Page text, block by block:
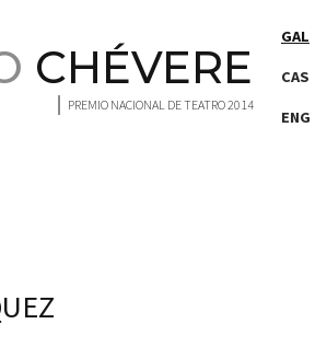
CHÉVERE
PREMIO NACIONAL DE TEATRO 2014
GAL
CAS
ENG